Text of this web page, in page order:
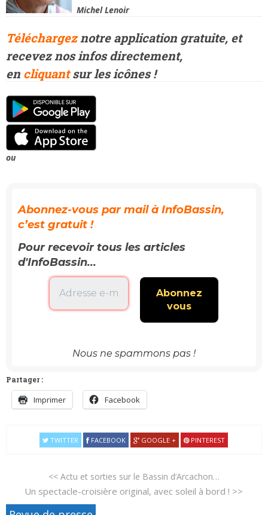
Michel Lenoir
Téléchargeznotre application gratuite, et
receveznos infos directement,
en cliquant sur les icônes !
ou
Abonnez-vous par mail à InfoBassin,
c’est gratuit !
Pour recevoir tous les articles
d'InfoBassin...
Nous ne spammons pas !
Partager :
Imprimer Facebook
TWITTER FACEBOOK GOOGLE + PINTEREST
<< Actu et sorties sur le Bassin d’Arcachon…
Un spectacle-croisière original, avec soleil à bord ! >>